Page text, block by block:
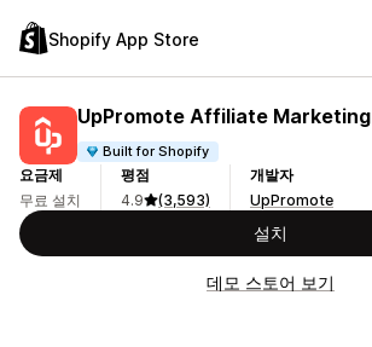
Shopify App Store
UpPromote Affiliate Marketing
Built for Shopify
요금제
무료 설치
평점
4.9
(3,593)
개발자
UpPromote
설치
데모 스토어 보기